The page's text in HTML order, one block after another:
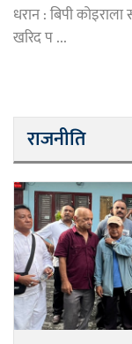
धरान : बिपी कोइराला
खरिद प ...
राजनीति